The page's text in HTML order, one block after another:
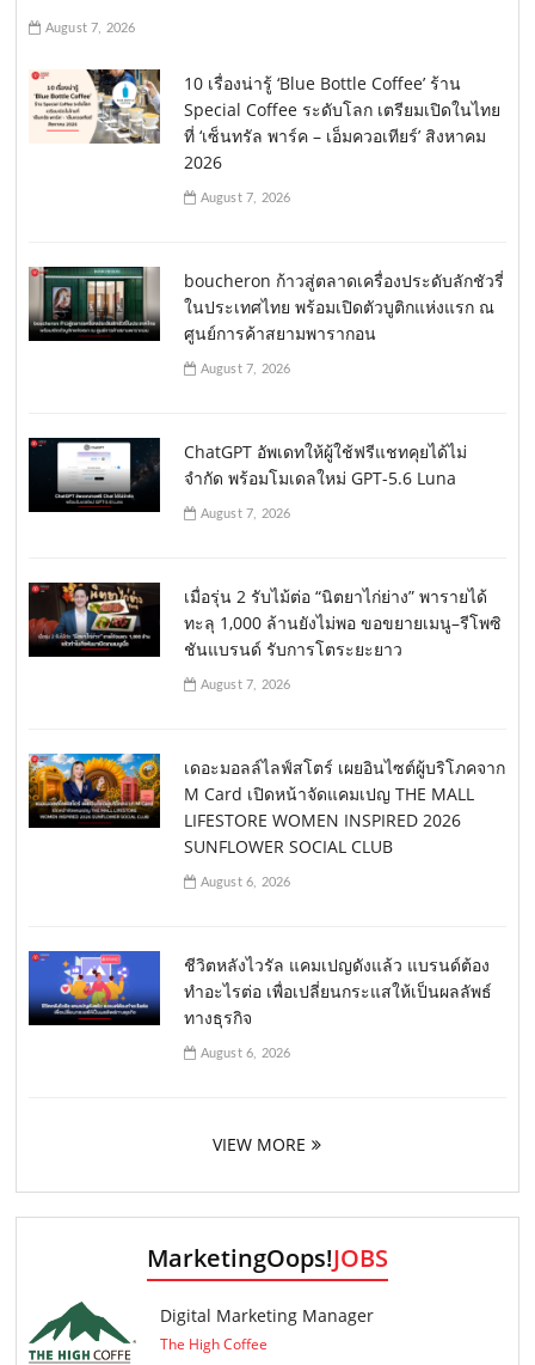
August 7, 2026
10 เรื่องน่ารู้ ‘Blue Bottle Coffee’ ร้าน
Special Coffee ระดับโลก เตรียมเปิดในไทย
ที่ ‘เซ็นทรัล พาร์ค – เอ็มควอเทียร์’ สิงหาคม
2026
August 7, 2026
boucheron ก้าวสู่ตลาดเครื่องประดับลักชัวรี่
ในประเทศไทย พร้อมเปิดตัวบูติกแห่งแรก ณ
ศูนย์การค้าสยามพารากอน
August 7, 2026
ChatGPT อัพเดทให้ผู้ใช้ฟรีแชทคุยได้ไม่
จำกัด พร้อมโมเดลใหม่ GPT-5.6 Luna
August 7, 2026
เมื่อรุ่น 2 รับไม้ต่อ “นิตยาไก่ย่าง” พารายได้
ทะลุ 1,000 ล้านยังไม่พอ ขอขยายเมนู–รีโพซิ
ชันแบรนด์ รับการโตระยะยาว
August 7, 2026
เดอะมอลล์ไลฟ์สโตร์ เผยอินไซต์ผู้บริโภคจาก
M Card เปิดหน้าจัดแคมเปญ THE MALL
LIFESTORE WOMEN INSPIRED 2026
SUNFLOWER SOCIAL CLUB
August 6, 2026
ชีวิตหลังไวรัล แคมเปญดังแล้ว แบรนด์ต้อง
ทำอะไรต่อ เพื่อเปลี่ยนกระแสให้เป็นผลลัพธ์
ทางธุรกิจ
August 6, 2026
VIEW MORE
MarketingOops!JOBS
Digital Marketing Manager
The High Coffee